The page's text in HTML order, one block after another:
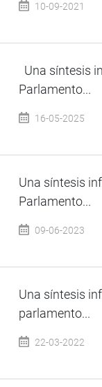
10-09-2021
Una síntesis
Parlamento...
16-05-2025
Una síntesis
Parlamento...
09-06-2023
Una síntesis
parlamento...
22-03-2022